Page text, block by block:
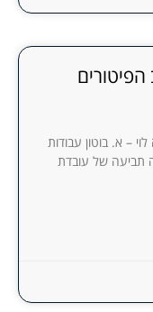
– א. בוטון עבודות
בע"מ (05.01.2022) דחה תביעה של עובדת